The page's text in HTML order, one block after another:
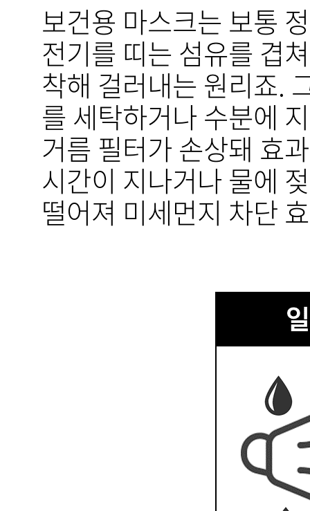
보건용 마스크는 보통
전기를 띠는 섬유를 겹
착해 걸러내는 원리죠.
를 세탁하거나 수분에
거름 필터가 손상돼 효
시간이 지나거나 물에
떨어져 미세먼지 차단